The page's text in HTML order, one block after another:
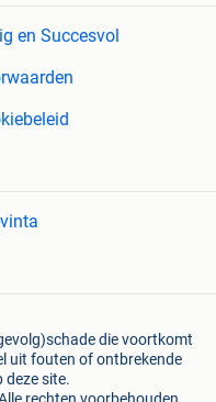
en Succesvol
die voortkomt
uit fouten of ontbrekende
site.